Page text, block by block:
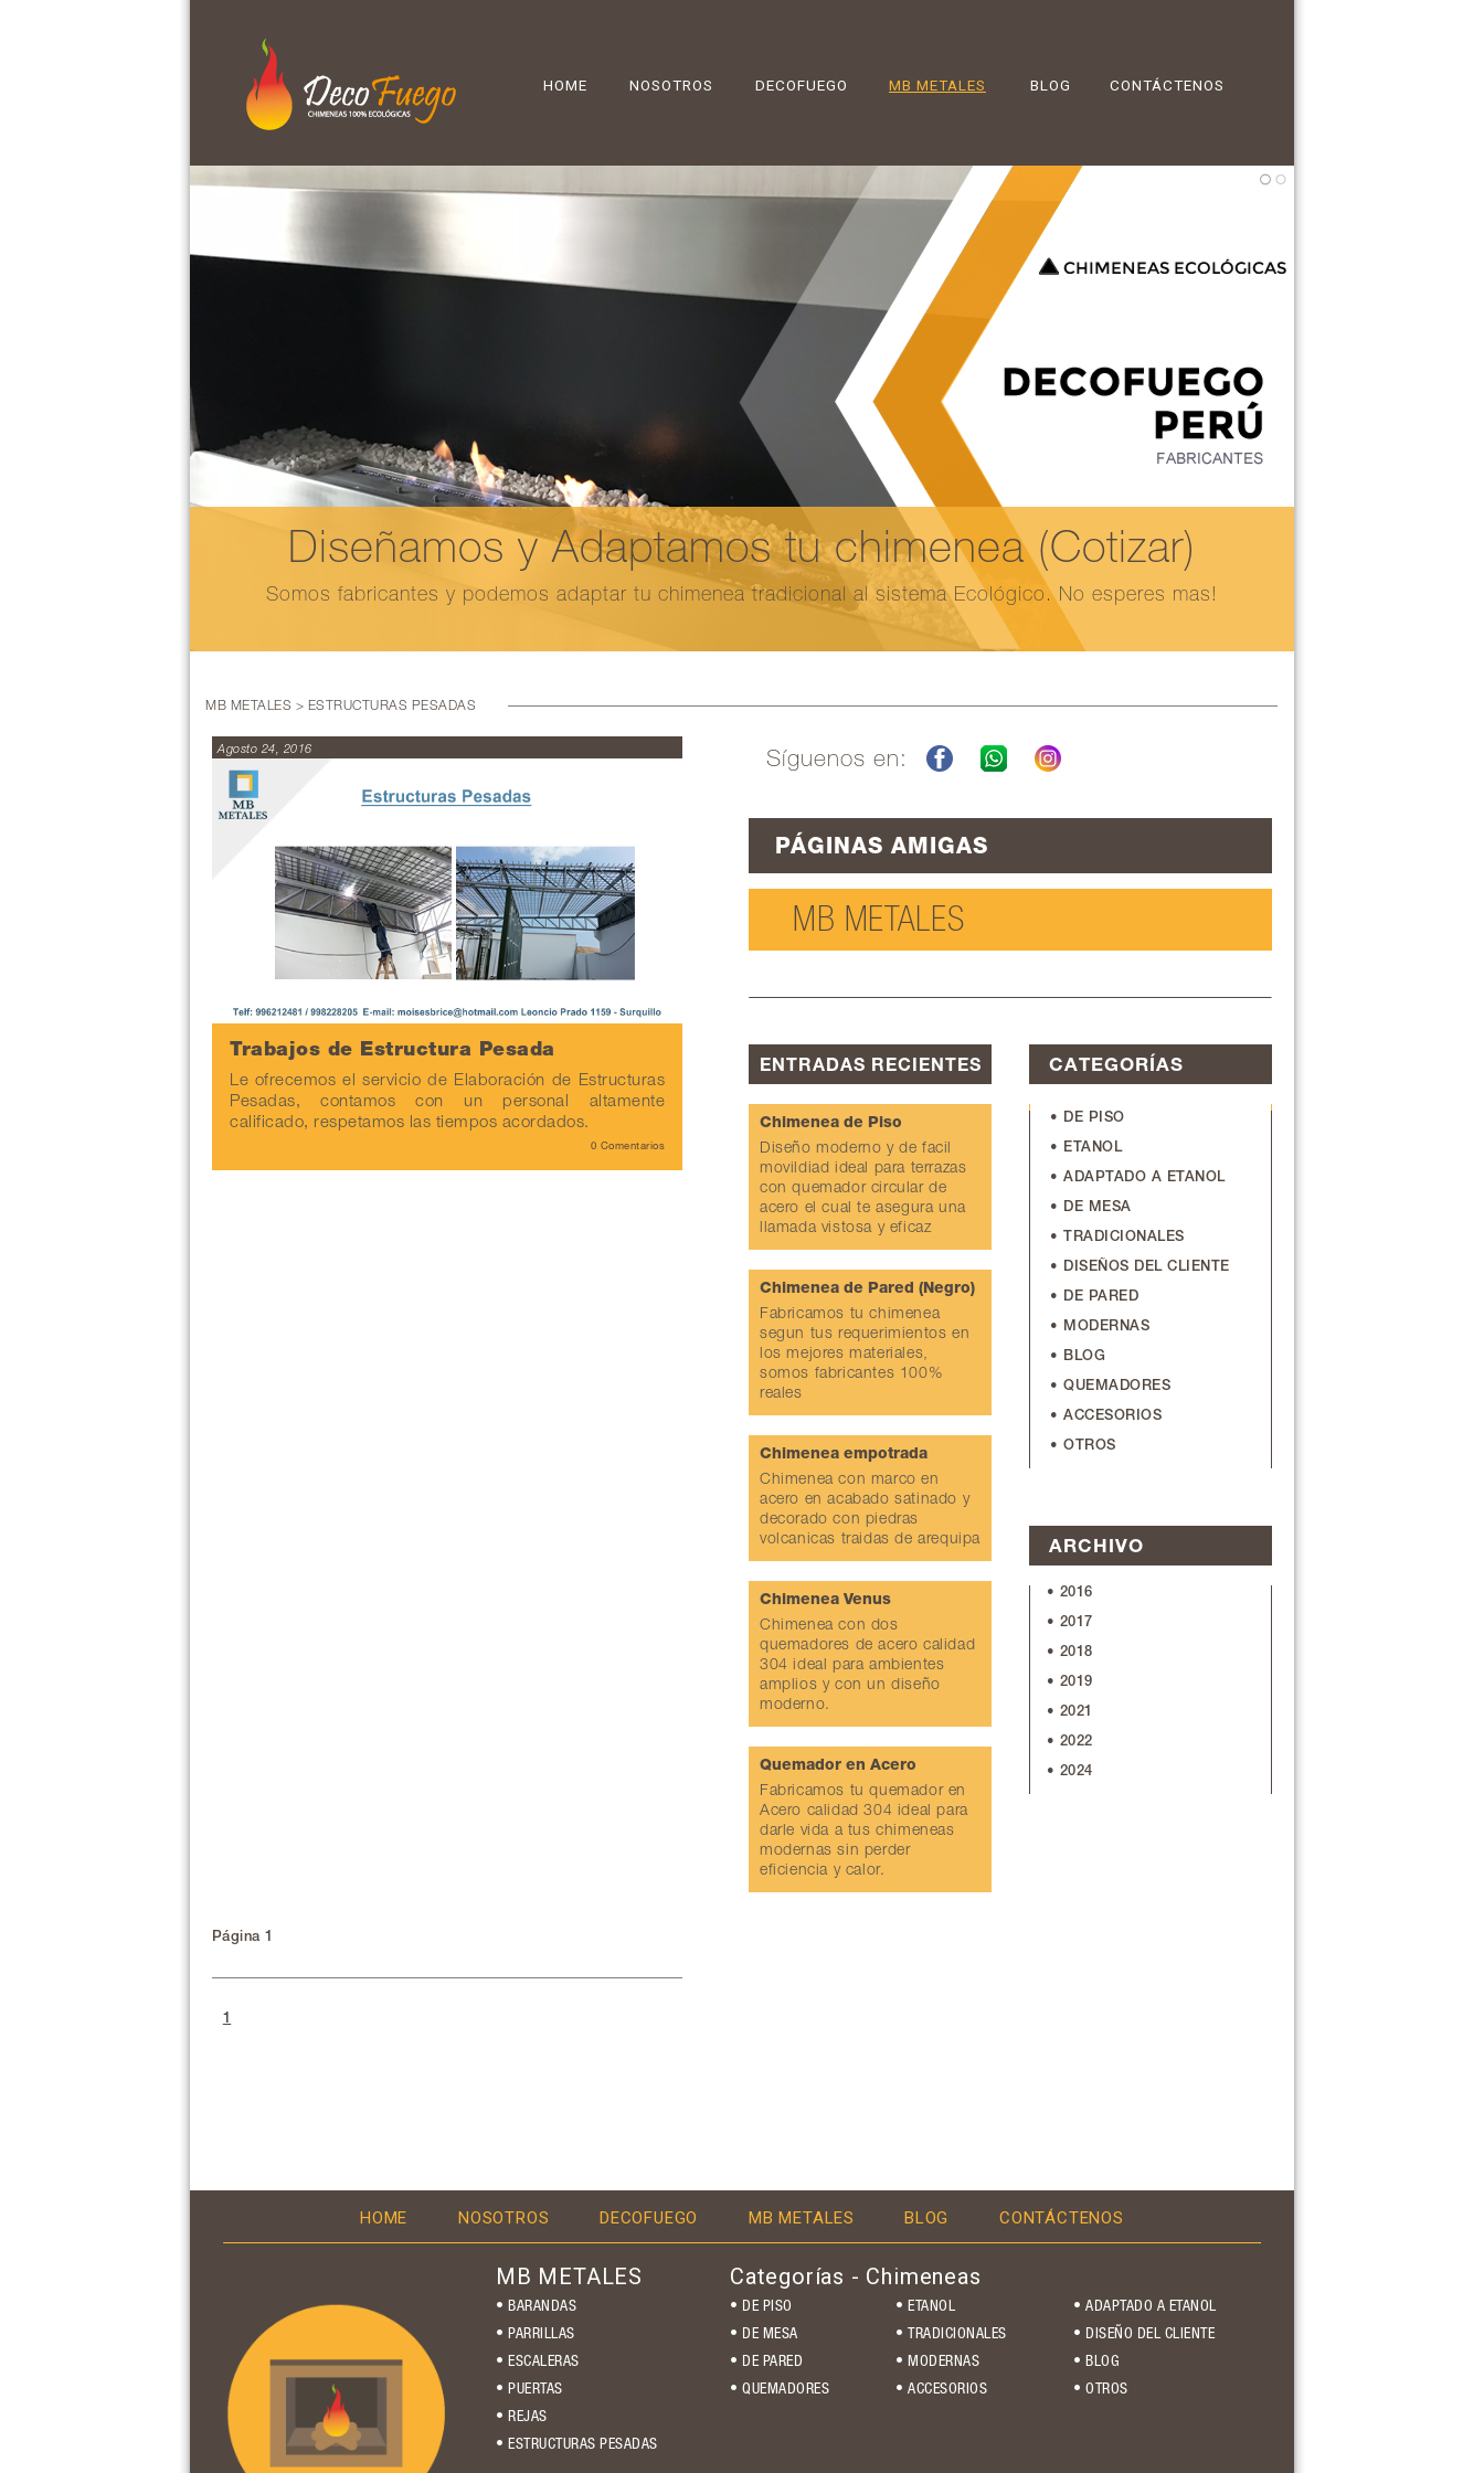
HOME NOSOTROS DECOFUEGO MB METALES BLOG CONTÁCTENOS
Diseñamos y Adaptamos tu chimenea (Cotizar)
Somos fabricantes y podemos adaptar tu chimenea tradicional al sistema Ecológico. No esperes mas!
MB METALES > ESTRUCTURAS PESADAS
Agosto 24, 2016
Trabajos de Estructura Pesada
Le ofrecemos el servicio de Elaboración de Estructuras
Pesadas, contamos con un personal altamente
calificado, respetamos las tiempos acordados.
0 Comentarios
Síguenos en:
PÁGINAS AMIGAS
MB METALES
ENTRADAS RECIENTES
Chimenea de Piso
Diseño moderno y de facil
movildiad ideal para terrazas
con quemador circular de
acero el cual te asegura una
llamada vistosa y eficaz
Chimenea de Pared (Negro)
Fabricamos tu chimenea
segun tus requerimientos en
los mejores materiales,
somos fabricantes 100%
reales
Chimenea empotrada
Chimenea con marco en
acero en acabado satinado y
decorado con piedras
volcanicas traidas de arequipa
Chimenea Venus
Chimenea con dos
quemadores de acero calidad
304 ideal para ambientes
amplios y con un diseño
moderno.
Quemador en Acero
Fabricamos tu quemador en
Acero calidad 304 ideal para
darle vida a tus chimeneas
modernas sin perder
eficiencia y calor.
CATEGORÍAS
• DE PISO
• ETANOL
• ADAPTADO A ETANOL
• DE MESA
• TRADICIONALES
• DISEÑOS DEL CLIENTE
• DE PARED
• MODERNAS
• BLOG
• QUEMADORES
• ACCESORIOS
• OTROS
ARCHIVO
• 2016
• 2017
• 2018
• 2019
• 2021
• 2022
• 2024
Página 1
1
HOME NOSOTROS DECOFUEGO MB METALES BLOG CONTÁCTENOS
MB METALES
• BARANDAS
• PARRILLAS
• ESCALERAS
• PUERTAS
• REJAS
• ESTRUCTURAS PESADAS
Categorías - Chimeneas
• DE PISO • ETANOL
• ADAPTADO A ETANOL
• DE MESA
• TRADICIONALES
• DISEÑO DEL CLIENTE
• DE PARED
• MODERNAS
• BLOG
• QUEMADORES
• ACCESORIOS • OTROS